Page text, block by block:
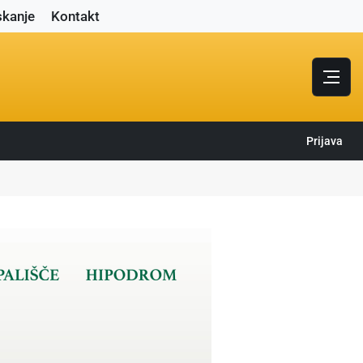
Kontakt
Prijava